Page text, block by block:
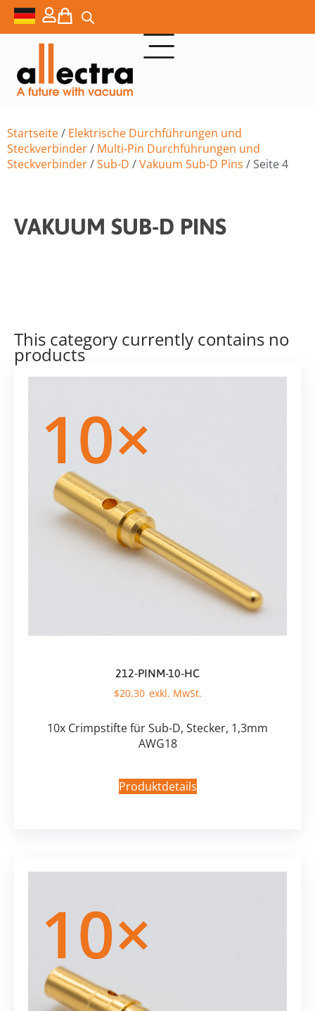
Startseite/ Elektrische Durchführungen und
Steckverbinder/ Multi-Pin Durchführungen und
Steckverbinder/Sub-D /Vakuum Sub-D Pins / Seite 4
VAKUUM SUB-D PINS
This category currently contains no
products
212-PINM-10-HC
$20,30
10x Crimpstifte für Sub-D, Stecker, 1,3mm
AWG18
Produktdetails